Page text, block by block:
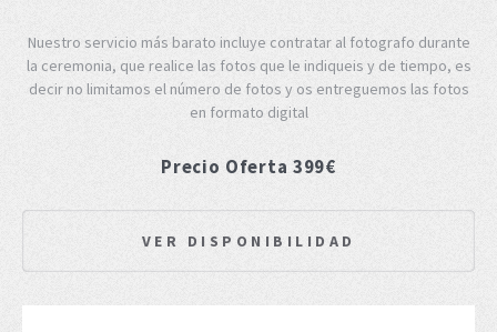
Nuestro servicio más barato incluye contratar al fotografo durante
la ceremonia, que realice las fotos que le indiqueis y de tiempo, es
decir no limitamos el número de fotos y os entreguemos las fotos
en formato digital
Precio Oferta 399€
VER DISPONIBILIDAD